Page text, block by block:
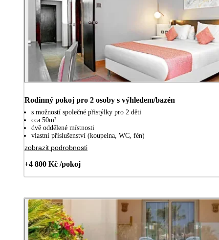
Rodinný pokoj pro 2 osoby s výhledem/bazén
s možností společné přistýlky pro 2 děti
cca 50m²
dvě oddělené místnosti
vlastní příslušenství (koupelna, WC, fén)
zobrazit podrobnosti
+4 800 Kč /pokoj